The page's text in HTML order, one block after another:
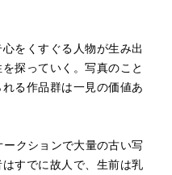
をくすぐる人物が生み出
探っていく。写真のこと
る作品群は一見の価値あ
クションで大量の古い写
すでに故人で、生前は乳